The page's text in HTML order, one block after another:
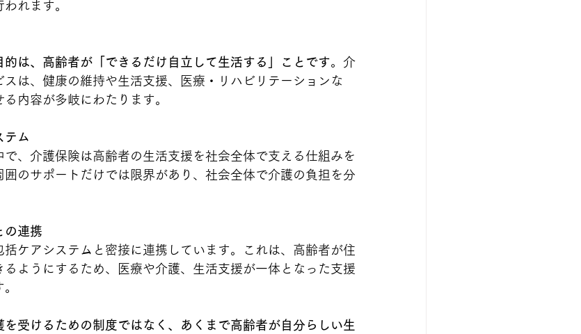
れます。
は、高齢者が「できるだけ自立して生活する」ことです。介
は、健康の維持や生活支援、医療・リハビリテーションな
内容が多岐にわたります。
テム
、介護保険は高齢者の生活支援を社会全体で支える仕組みを
のサポートだけでは限界があり、社会全体で介護の負担を分
の連携
ケアシステムと密接に連携しています。これは、高齢者が住
ようにするため、医療や介護、生活支援が一体となった支援
受けるための制度ではなく、あくまで高齢者が自分らしい生